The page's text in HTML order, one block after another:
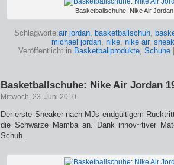
Basketballschuhe: Nike Air
Schlagworte:air jordan, basketballschuh,
michael jordan, nike, nike air,
Veröffentlicht in Basketballprodukte, Schuhe
Basketballschuhe: Nike Air Jordan
Mittwoch, 23. Juni 2010
Der erste Sneaker nach MJs endgültigem
die Schwarze Mamba an. Dank innov~tiver
Schuh.